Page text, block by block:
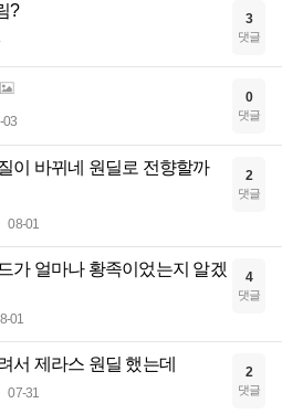
? 3
댓글
03
0
댓글
이 바뀌네 원딜로 전향할까
08-01
2
댓글
가 얼마나 황족이었는지 알겠
01
4
댓글
서 제라스 원딜 했는데
07-31
2
댓글